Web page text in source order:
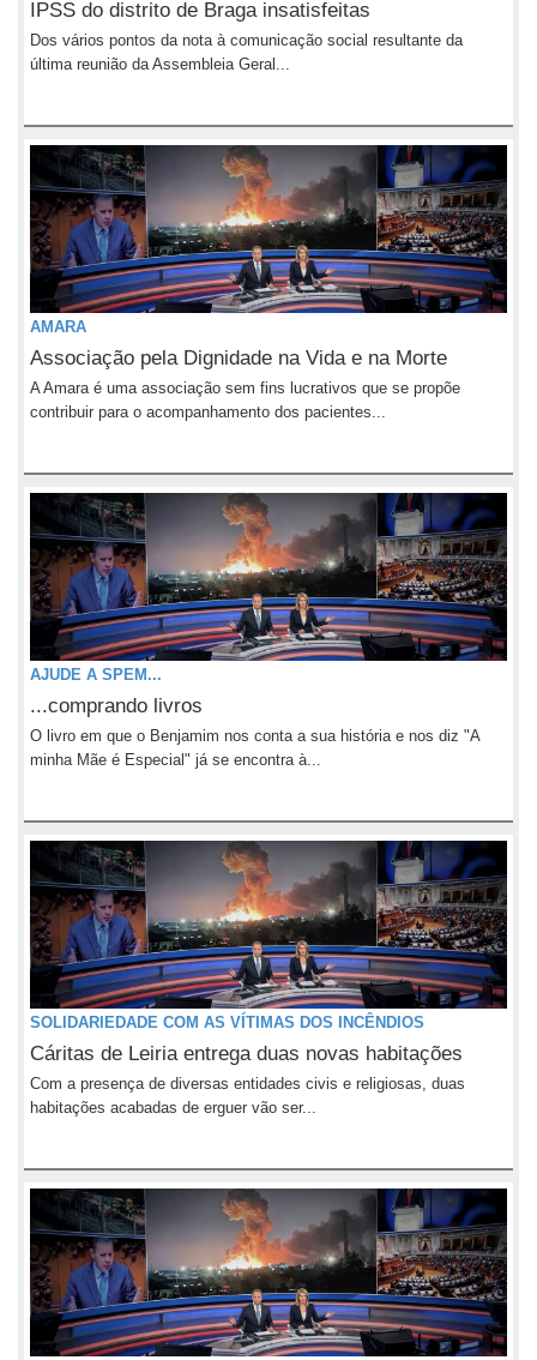
IPSS do distrito de Braga insatisfeitas
Dos vários pontos da nota à comunicação social resultante da
última reunião da Assembleia Geral...
AMARA
Associação pela Dignidade na Vida e na Morte
A Amara é uma associação sem fins lucrativos que se propõe
contribuir para o acompanhamento dos pacientes...
AJUDE A SPEM...
...comprando livros
O livro em que o Benjamim nos conta a sua história e nos diz "A
minha Mãe é Especial" já se encontra à...
SOLIDARIEDADE COM AS VÍTIMAS DOS INCÊNDIOS
Cáritas de Leiria entrega duas novas habitações
Com a presença de diversas entidades civis e religiosas, duas
habitações acabadas de erguer vão ser...